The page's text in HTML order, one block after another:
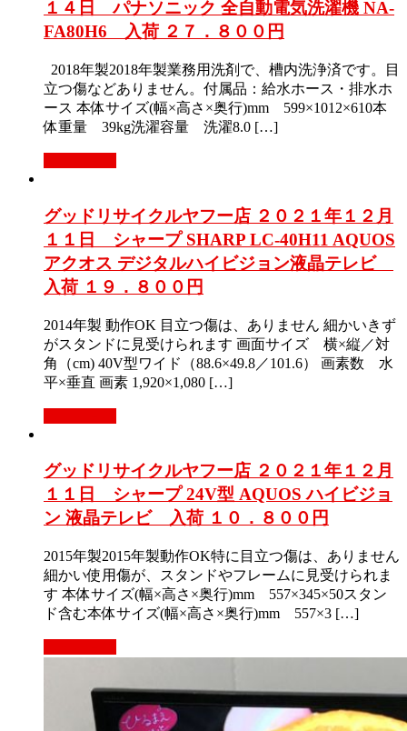
１４日 パナソニック 全自動電気洗濯機 NA-
FA80H6 入荷 ２７．８００円
2018年製2018年製業務用洗剤で、槽内洗浄済です。目
立つ傷などありません。付属品：給水ホース・排水ホ
ース 本体サイズ(幅×高さ×奥行)mm 599×1012×610本
体重量 39kg洗濯容量 洗濯8.0 […]
グッドリサイクルヤフー店 ２０２１年１２月
１１日 シャープ SHARP LC-40H11 AQUOS
アクオス デジタルハイビジョン液晶テレビ
入荷 １９．８００円
2014年製 動作OK 目立つ傷は、ありません 細かいきず
がスタンドに見受けられます 画面サイズ 横×縦／対
角（cm) 40V型ワイド（88.6×49.8／101.6） 画素数 水
平×垂直 画素 1,920×1,080 […]
グッドリサイクルヤフー店 ２０２１年１２月
１１日 シャープ 24V型 AQUOS ハイビジョ
ン 液晶テレビ 入荷 １０．８００円
2015年製2015年製動作OK特に目立つ傷は、ありません
細かい使用傷が、スタンドやフレームに見受けられま
す 本体サイズ(幅×高さ×奥行)mm 557×345×50スタン
ド含む本体サイズ(幅×高さ×奥行)mm 557×3 […]